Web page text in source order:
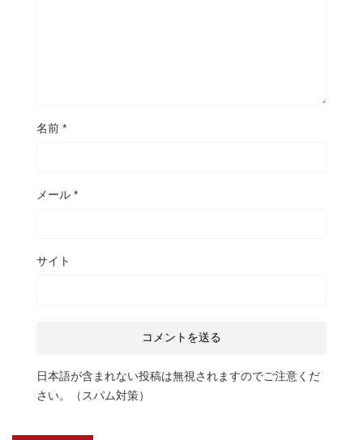
名前 *
メール *
サイト
日本語が含まれない投稿は無視されますのでご注意くだ
さい。（スパム対策）